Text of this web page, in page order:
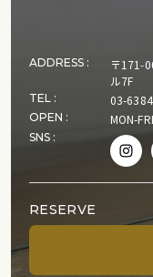
ADDRESS :
〒
ル7F
TEL : 03-
OPEN : MON-
SNS :
RESERVE